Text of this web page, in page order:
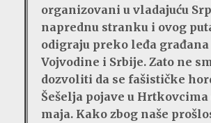
organizovani u vladajuću
naprednu stranku i ovog
odigraju preko leđa
Vojvodine i Srbije. Zato ne
dozvoliti da se fašističke
Šešelja pojave u Hrtkovcima
maja. Kako zbog naše